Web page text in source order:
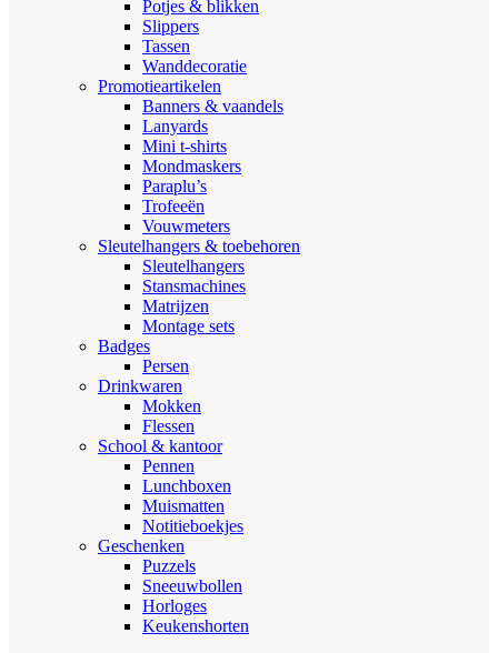
Potjes & blikken
Slippers
Tassen
Wanddecoratie
Promotieartikelen
Banners & vaandels
Lanyards
Mini t-shirts
Mondmaskers
Paraplu’s
Trofeeën
Vouwmeters
Sleutelhangers & toebehoren
Sleutelhangers
Stansmachines
Matrijzen
Montage sets
Badges
Persen
Drinkwaren
Mokken
Flessen
School & kantoor
Pennen
Lunchboxen
Muismatten
Notitieboekjes
Geschenken
Puzzels
Sneeuwbollen
Horloges
Keukenshorten